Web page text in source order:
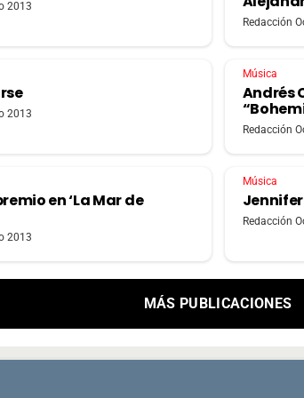
2013
Redacción
2013
Música
Andrés
Redacción
en ‘La Mar de
2013
Música
Redacción
MÁS PUBLICACIONES